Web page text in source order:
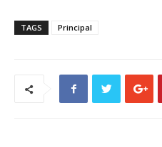
TAGS Principal